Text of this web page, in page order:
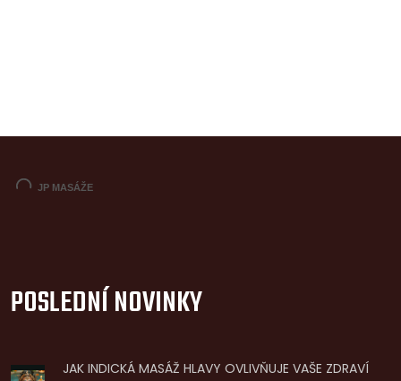
POSLEDNÍ NOVINKY
JAK INDICKÁ MASÁŽ HLAVY OVLIVŇUJE VAŠE ZDRAVÍ